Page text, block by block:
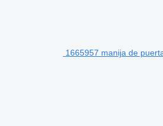
1665957 manija de